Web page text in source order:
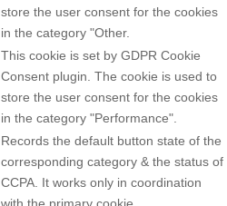
store the user consent for the cookies
in the category "Other.
This cookie is set by GDPR Cookie
Consent plugin. The cookie is used to
store the user consent for the cookies
in the category "Performance".
Records the default button state of the
corresponding category & the status of
CCPA. It works only in coordination